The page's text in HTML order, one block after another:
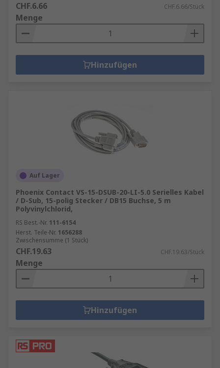
CHF.6.66 CHF.6.66/Stück
Menge
Hinzufügen
Auf Lager
Phoenix Contact VS-15-DSUB-20-LI-5.0 Serielles Kabel
/ D-Sub, 15-polig Stecker / DB15 Buchse, 5 m
Polyvinylchlorid,
RS Best.-Nr. 111-6154
Herst. Teile-Nr. 1656288
Zwischensumme (1 Stück)
CHF.19.63 CHF.19.63/Stück
Menge
Hinzufügen